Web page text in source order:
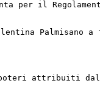
per il
Palmisano a
attribuiti dal